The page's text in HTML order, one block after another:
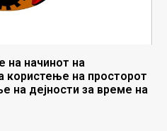
на начинот на
користење на просторот
на дејности за време на